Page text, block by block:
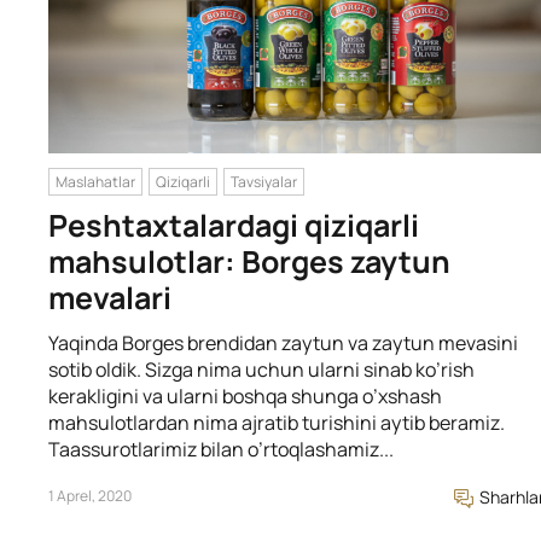
Maslahatlar Qiziqarli Tavsiyalar
Peshtaxtalardagi qiziqarli
mahsulotlar: Borges zaytun
mevalari
Yaqinda Borges brendidan zaytun va zaytun mevasini
sotib oldik. Sizga nima uchun ularni sinab ko’rish
kerakligini va ularni boshqa shunga o’xshash
mahsulotlardan nima ajratib turishini aytib beramiz.
Taassurotlarimiz bilan o’rtoqlashamiz...
1 Aprel, 2020